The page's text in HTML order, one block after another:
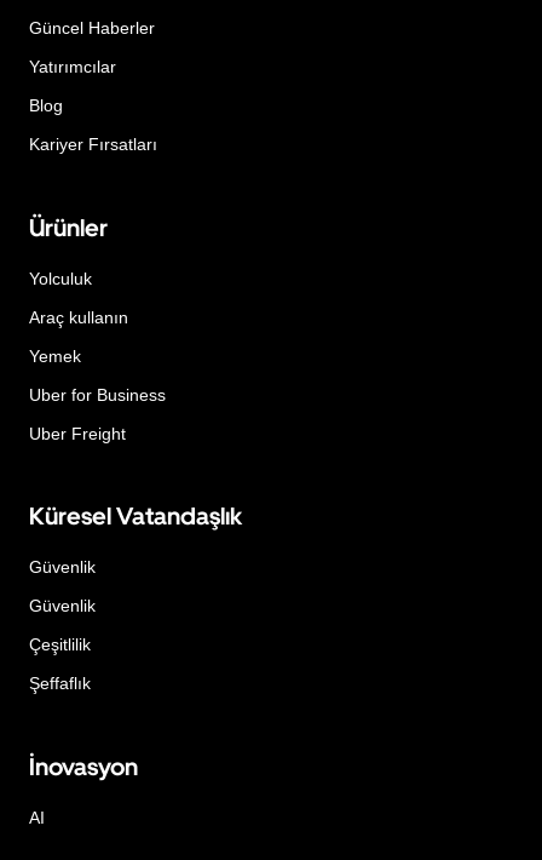
Güncel Haberler
Yatırımcılar
Blog
Kariyer Fırsatları
Ürünler
Yolculuk
Araç kullanın
Yemek
Uber for Business
Uber Freight
Küresel Vatandaşlık
Güvenlik
Güvenlik
Çeşitlilik
Şeffaflık
İnovasyon
AI